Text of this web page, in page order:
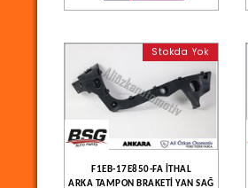
Stokda Yok
F1EB-17E850-FA İTHAL
ARKA TAMPON BRAKETİ YAN SAĞ